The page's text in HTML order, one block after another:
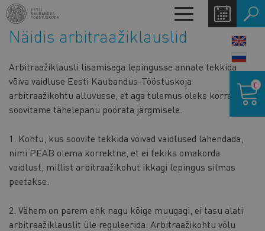
Liigu
edasi
põhisisu
Toggle
navigation
Näidis arbitraažiklauslid
Arbitraažiklausli lisamisega lepingusse annate tekkida
võiva vaidluse Eesti Kaubandus-Tööstuskoja
arbitraažikohtu alluvusse, et aga tulemus oleks korrektne,
soovitame tähelepanu pöörata järgmisele.
1. Kohtu, kus soovite tekkida võivad vaidlused lahendada,
nimi PEAB olema korrektne, et ei tekiks omakorda
vaidlust, millist arbitraažikohut ikkagi lepingus silmas
peetakse.
2. Vähem on parem ehk nagu kõige muugagi, ei tasu alati
arbitraažiklauslit üle reguleerida. Arbitraažikohtu võlu
0